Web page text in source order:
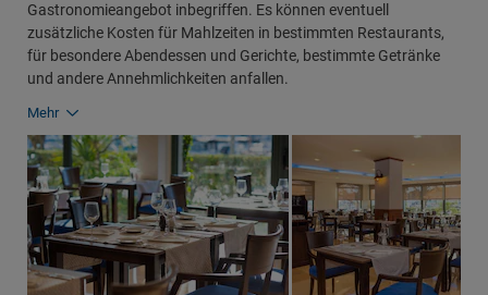
Gastronomieangebot inbegriffen. Es können eventuell
zusätzliche Kosten für Mahlzeiten in bestimmten Restaurants,
für besondere Abendessen und Gerichte, bestimmte Getränke
und andere Annehmlichkeiten anfallen.
Mehr